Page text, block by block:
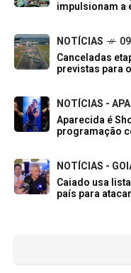
impulsionam a
NOTÍCIAS
Canceladas
previstas para
NOTÍCIAS -
Aparecida é
programação
NOTÍCIAS -
Caiado usa
país para